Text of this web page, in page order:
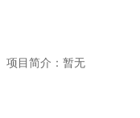
项目简介：暂无